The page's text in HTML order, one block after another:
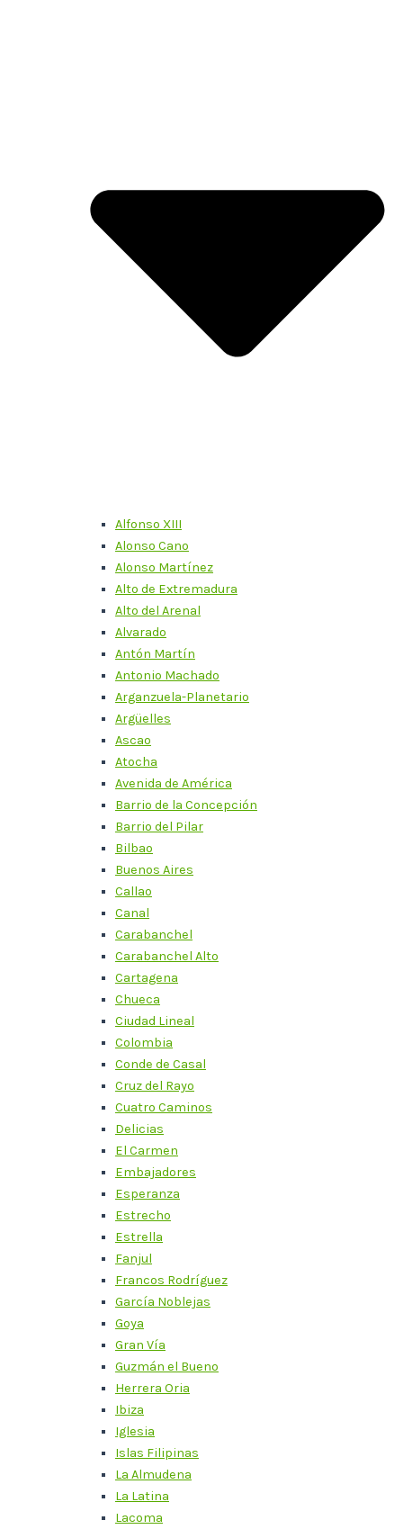
Alfonso XIII
Alonso Cano
Alonso Martínez
Alto de Extremadura
Alto del Arenal
Alvarado
Antón Martín
Antonio Machado
Arganzuela-Planetario
Argüelles
Ascao
Atocha
Avenida de América
Barrio de la Concepción
Barrio del Pilar
Bilbao
Buenos Aires
Callao
Canal
Carabanchel
Carabanchel Alto
Cartagena
Chueca
Ciudad Lineal
Colombia
Conde de Casal
Cruz del Rayo
Cuatro Caminos
Delicias
El Carmen
Embajadores
Esperanza
Estrecho
Estrella
Fanjul
Francos Rodríguez
García Noblejas
Goya
Gran Vía
Guzmán el Bueno
Herrera Oria
Ibiza
Iglesia
Islas Filipinas
La Almudena
La Latina
Lacoma